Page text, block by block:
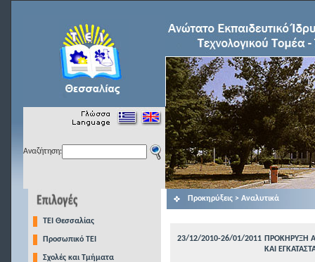
Αναζήτηση:
TEI Θεσσαλίας
Προσωπικό ΤΕΙ
Σχολές και Τμήματα
Προκηρύξεις > Αναλυτικά
23/12/2010-26/01/2011 ΠΡΟΚΗΡΥΞΗ
ΚΑΙ